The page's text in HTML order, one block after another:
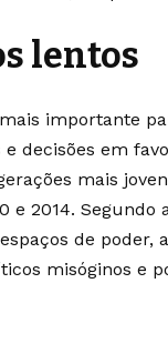
lentos
importante
e decisões em
mais
e 2014.
de poder,
misóginos e